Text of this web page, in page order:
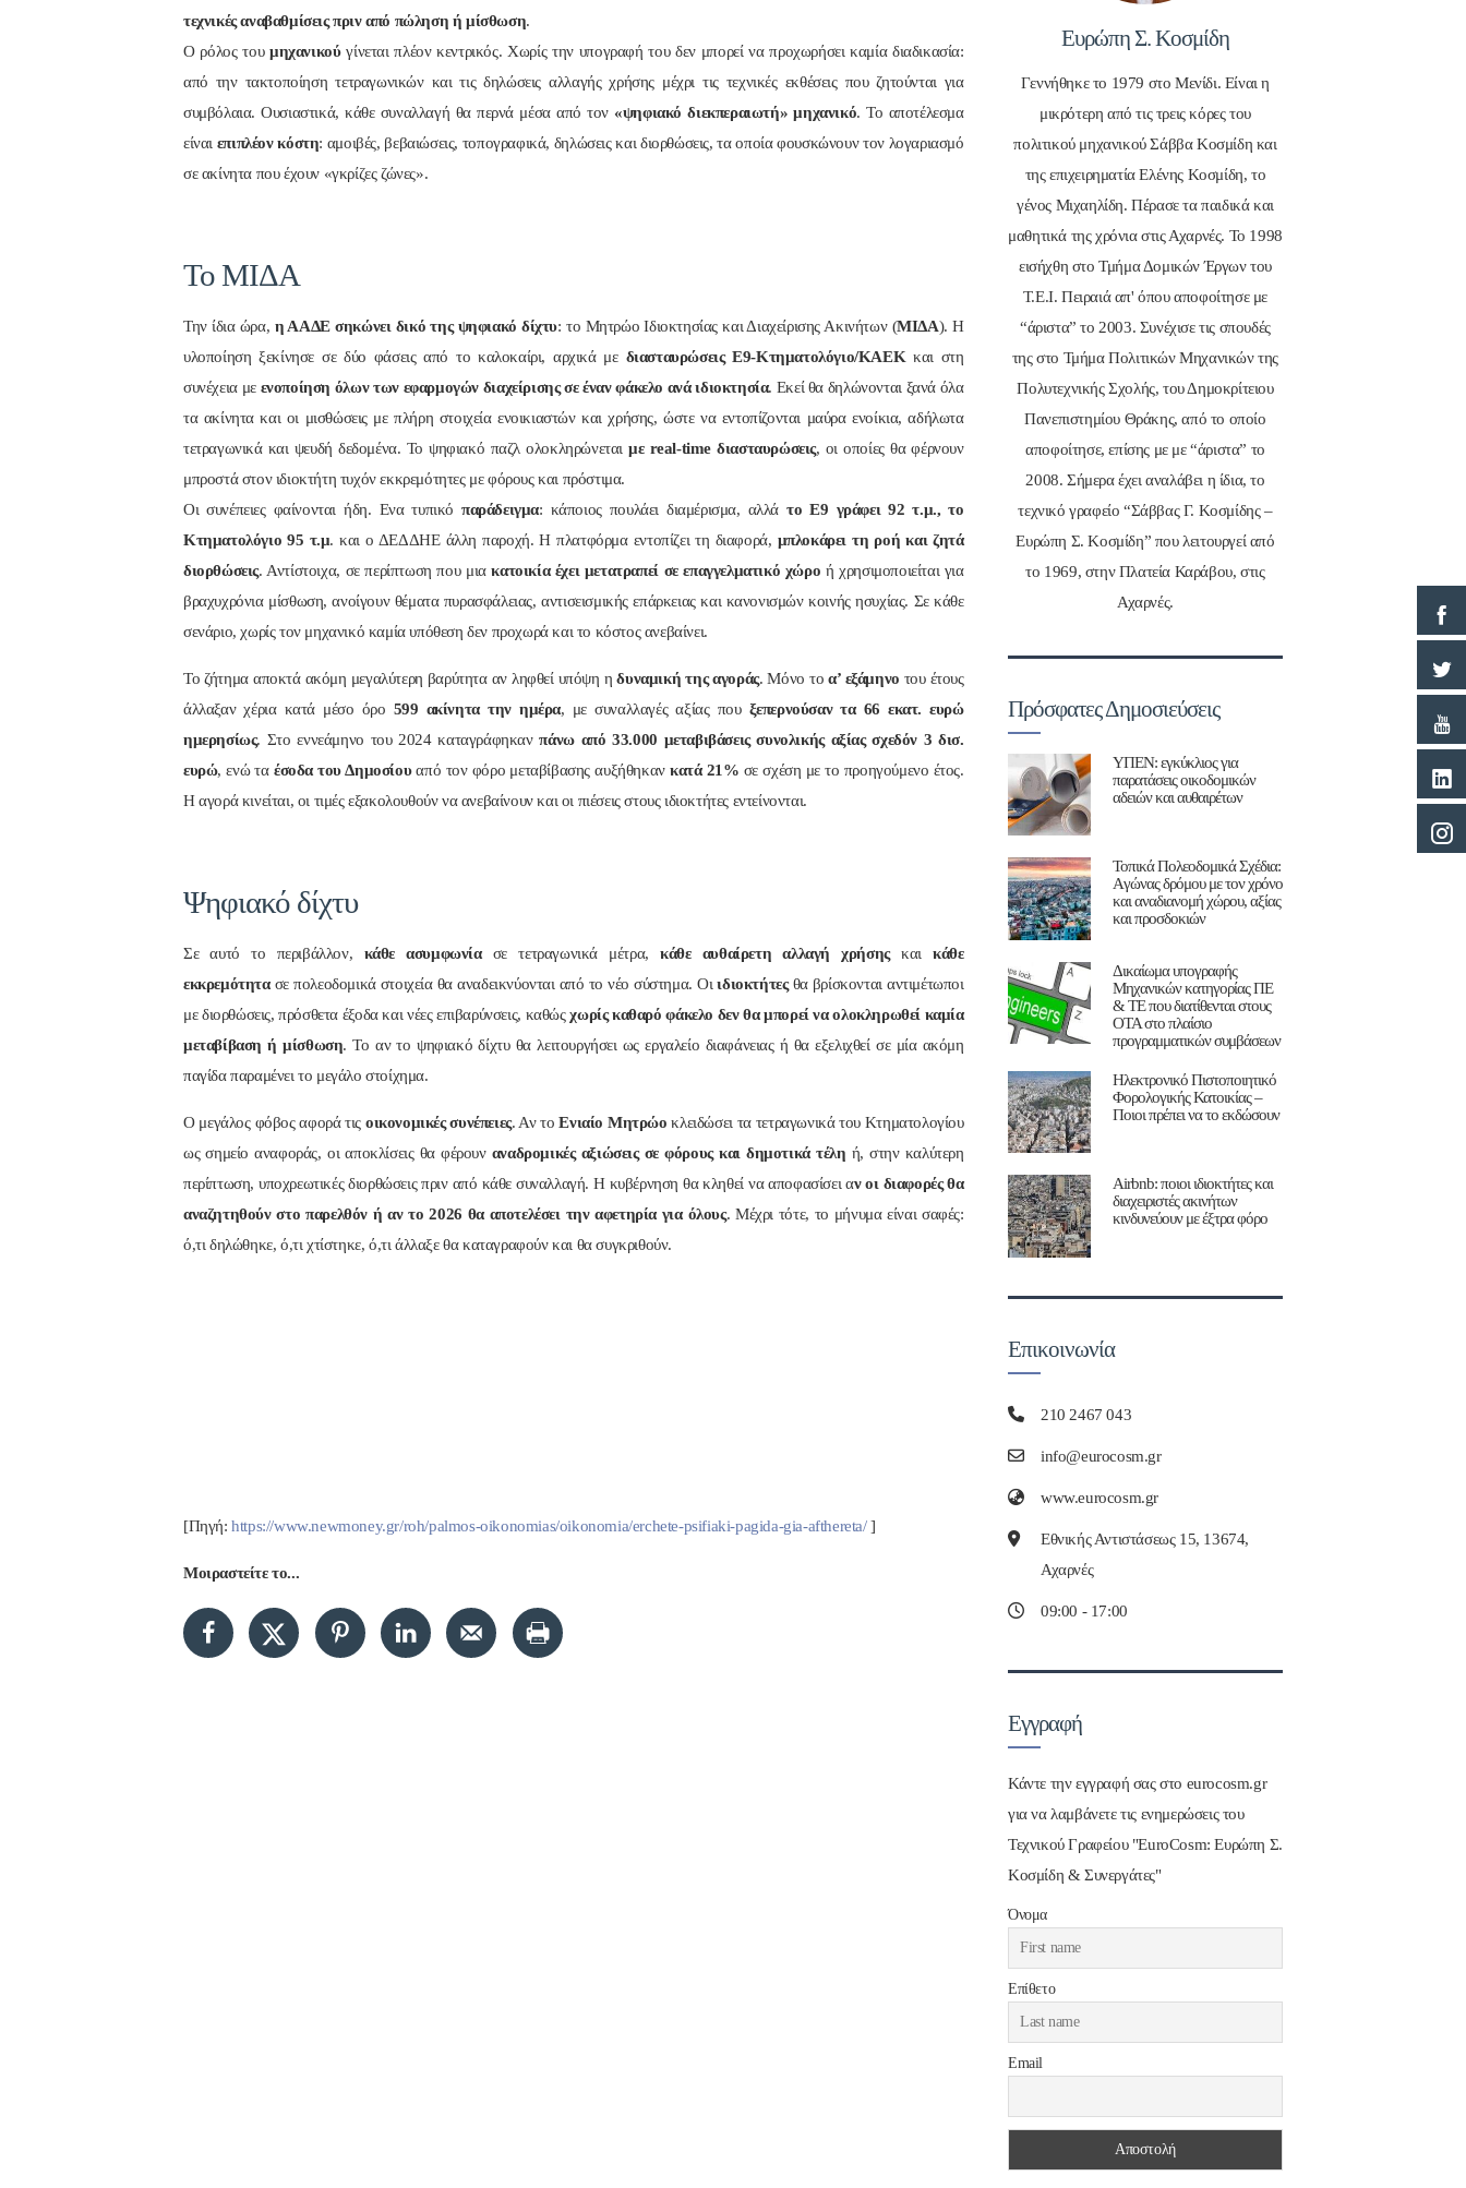
τεχνικές αναβαθμίσεις πριν από πώληση ή μίσθωση.
Ο ρόλος τουμηχανικούγίνεται πλέον κεντρικός. Χωρίς την υπογραφή του δεν μπορεί να προχωρήσει καμία διαδικασία:
από την τακτοποίηση τετραγωνικών και τις δηλώσεις αλλαγής χρήσης μέχρι τις τεχνικές εκθέσεις που ζητούνται για
συμβόλαια. Ουσιαστικά, κάθε συναλλαγή θα περνά μέσα από τον «ψηφιακό διεκπεραιωτή» μηχανικό. Το αποτέλεσμα
είναι επιπλέον κόστη: αμοιβές, βεβαιώσεις, τοπογραφικά, δηλώσεις και διορθώσεις, τα οποία φουσκώνουν τον λογαριασμό
σε ακίνητα που έχουν «γκρίζες ζώνες».
To ΜΙΔΑ
Την ίδια ώρα, η ΑΑΔΕ σηκώνει δικό της ψηφιακό δίχτυ: το Μητρώο Ιδιοκτησίας και Διαχείρισης Ακινήτων (ΜΙΔΑ). Η
υλοποίηση ξεκίνησε σε δύο φάσεις από το καλοκαίρι, αρχικά με διασταυρώσεις Ε9-Κτηματολόγιο/ΚΑΕΚ και στη
συνέχεια με ενοποίηση όλων των εφαρμογών διαχείρισης σε έναν φάκελο ανά ιδιοκτησία. Εκεί θα δηλώνονται ξανά όλα
τα ακίνητα και οι μισθώσεις με πλήρη στοιχεία ενοικιαστών και χρήσης, ώστε να εντοπίζονται μαύρα ενοίκια, αδήλωτα
τετραγωνικά και ψευδή δεδομένα. Το ψηφιακό παζλ ολοκληρώνεταιμε real-time διασταυρώσεις, οι οποίες θα φέρνουν
μπροστά στον ιδιοκτήτη τυχόν εκκρεμότητες με φόρους και πρόστιμα.
Οι συνέπειες φαίνονται ήδη. Ενα τυπικό παράδειγμα: κάποιος πουλάει διαμέρισμα, αλλάτο Ε9 γράφει 92 τ.μ., το
Κτηματολόγιο 95 τ.μ. και ο ΔΕΔΔΗΕ άλλη παροχή. Η πλατφόρμα εντοπίζει τη διαφορά, μπλοκάρει τη ροή και ζητά
διορθώσεις. Αντίστοιχα, σε περίπτωση που μιακατοικία έχει μετατραπεί σε επαγγελματικό χώρο ή χρησιμοποιείται για
βραχυχρόνια μίσθωση, ανοίγουν θέματα πυρασφάλειας, αντισεισμικής επάρκειας και κανονισμών κοινής ησυχίας. Σε κάθε
σενάριο, χωρίς τον μηχανικό καμία υπόθεση δεν προχωρά και το κόστος ανεβαίνει.
Το ζήτημα αποκτά ακόμη μεγαλύτερη βαρύτητα αν ληφθεί υπόψη ηδυναμική της αγοράς. Μόνο τοα’ εξάμηνο του έτους
άλλαξαν χέρια κατά μέσο όρο 599 ακίνητα την ημέρα, με συναλλαγές αξίας που ξεπερνούσαν τα 66 εκατ. ευρώ
ημερησίως. Στο εννεάμηνο του 2024 καταγράφηκανπάνω από 33.000 μεταβιβάσεις συνολικής αξίας σχεδόν 3 δισ.
ευρώ, ενώ τα έσοδα του Δημοσίουαπό τον φόρο μεταβίβασης αυξήθηκανκατά 21% σε σχέση με το προηγούμενο έτος.
Η αγορά κινείται, οι τιμές εξακολουθούν να ανεβαίνουν και οι πιέσεις στους ιδιοκτήτες εντείνονται.
Ψηφιακό δίχτυ
Σε αυτό το περιβάλλον, κάθε ασυμφωνίασε τετραγωνικά μέτρα,κάθε αυθαίρετη αλλαγή χρήσηςκαικάθε
εκκρεμότητασε πολεοδομικά στοιχεία θα αναδεικνύονται από το νέο σύστημα. Οιιδιοκτήτεςθα βρίσκονται αντιμέτωποι
με διορθώσεις, πρόσθετα έξοδα και νέες επιβαρύνσεις, καθώςχωρίς καθαρό φάκελο δεν θα μπορεί να ολοκληρωθεί καμία
μεταβίβαση ή μίσθωση. Το αν το ψηφιακό δίχτυ θα λειτουργήσει ως εργαλείο διαφάνειας ή θα εξελιχθεί σε μία ακόμη
παγίδα παραμένει το μεγάλο στοίχημα.
Ο μεγάλος φόβος αφορά τις οικονομικές συνέπειες. Αν τοΕνιαίο Μητρώο κλειδώσει τα τετραγωνικά του Κτηματολογίου
ως σημείο αναφοράς, οι αποκλίσεις θα φέρουν αναδρομικές αξιώσεις σε φόρους και δημοτικά τέλη ή, στην καλύτερη
περίπτωση, υποχρεωτικές διορθώσεις πριν από κάθε συναλλαγή. Η κυβέρνηση θα κληθεί να αποφασίσει αν οι διαφορές θα
αναζητηθούν στο παρελθόν ή αν το 2026 θα αποτελέσει την αφετηρία για όλους. Μέχρι τότε, το μήνυμα είναι σαφές:
ό,τι δηλώθηκε, ό,τι χτίστηκε, ό,τι άλλαξε θα καταγραφούν και θα συγκριθούν.
[Πηγή:https://www.newmoney.gr/roh/palmos-oikonomias/oikonomia/erchete-psifiaki-pagida-gia-afthereta/]
Μοιραστείτε το...
Ευρώπη Σ. Κοσμίδη
Γεννήθηκε το 1979 στο Μενίδι. Είναι η
μικρότερη από τις τρεις κόρες του
πολιτικού μηχανικού Σάββα Κοσμίδη και
της επιχειρηματία Ελένης Κοσμίδη, το
γένος Μιχαηλίδη. Πέρασε τα παιδικά και
μαθητικά της χρόνια στις Αχαρνές. Το 1998
εισήχθη στο Τμήμα Δομικών Έργων του
Τ.Ε.Ι. Πειραιά απ' όπου αποφοίτησε με
“άριστα” το 2003. Συνέχισε τις σπουδές
της στο Τμήμα Πολιτικών Μηχανικών της
Πολυτεχνικής Σχολής, του Δημοκρίτειου
Πανεπιστημίου Θράκης, από το οποίο
αποφοίτησε, επίσης με με “άριστα” το
2008. Σήμερα έχει αναλάβει η ίδια, το
τεχνικό γραφείο “Σάββας Γ. Κοσμίδης –
Ευρώπη Σ. Κοσμίδη” που λειτουργεί από
το 1969, στην Πλατεία Καράβου, στις
Αχαρνές.
Πρόσφατες Δημοσιεύσεις
ΥΠΕΝ: εγκύκλιος για
παρατάσεις οικοδομικών
αδειών και αυθαιρέτων
Τοπικά Πολεοδομικά Σχέδια:
Aγώνας δρόμου με τον χρόνο
και αναδιανομή χώρου, αξίας
και προσδοκιών
Δικαίωμα υπογραφής
Μηχανικών κατηγορίας ΠΕ
& ΤΕ που διατίθενται στους
ΟΤΑ στο πλαίσιο
προγραμματικών συμβάσεων
Ηλεκτρονικό Πιστοποιητικό
Φορολογικής Κατοικίας –
Ποιοι πρέπει να το εκδώσουν
Airbnb: ποιοι ιδιοκτήτες και
διαχειριστές ακινήτων
κινδυνεύουν με έξτρα φόρο
Επικοινωνία
210 2467 043
info@eurocosm.gr
www.eurocosm.gr
Εθνικής Αντιστάσεως 15, 13674,
Αχαρνές
09:00 - 17:00
Εγγραφή
Κάντε την εγγραφή σας στο eurocosm.gr
για να λαμβάνετε τις ενημερώσεις του
Τεχνικού Γραφείου "EuroCosm: Ευρώπη Σ.
Κοσμίδη & Συνεργάτες"
Όνομα
Επίθετο
Email